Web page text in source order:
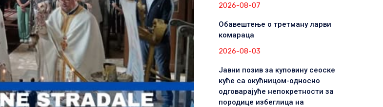
2026-08-07
Обавештење о третману ларви
комараца
2026-08-03
Јавни позив за куповину сеоске
куће са окућницом-односно
одговарајуће непокретности за
породице избеглица на